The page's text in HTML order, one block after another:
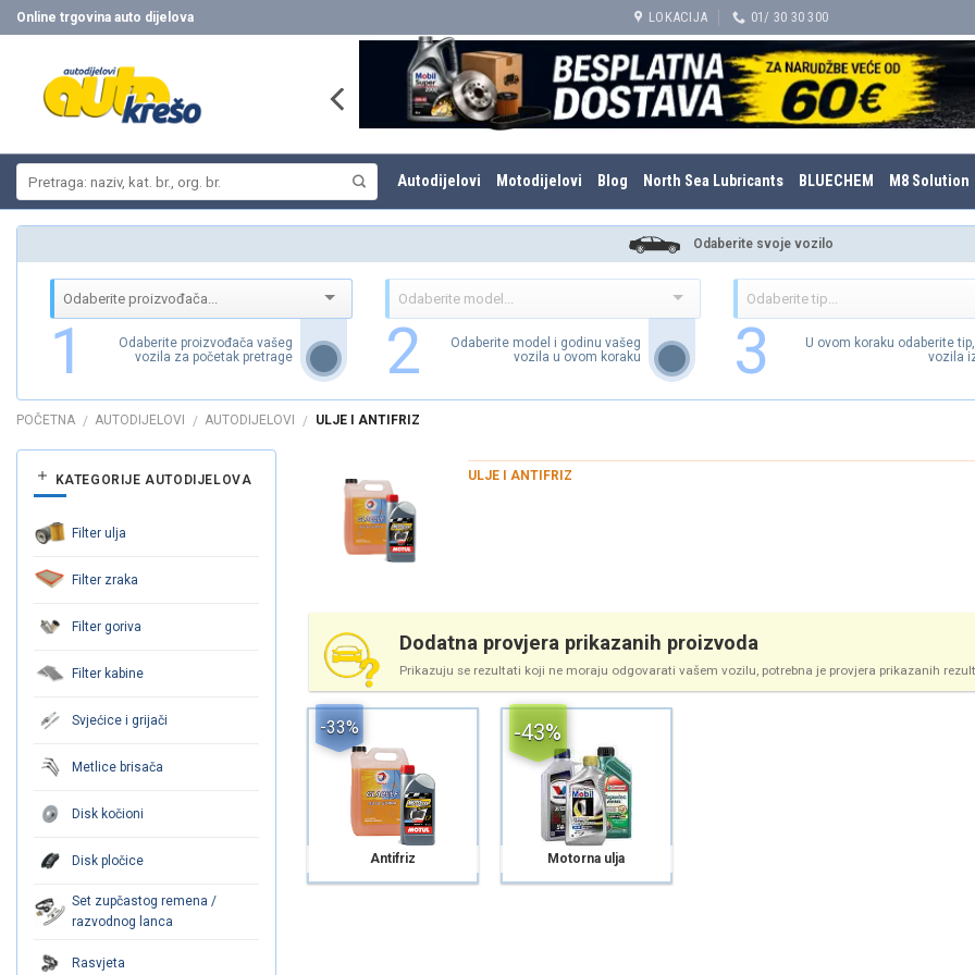
Skip
to
Online trgovina auto dijelova LOKACIJA 01/ 30 30 300
Autodijelovi Motodijelovi Blog North Sea Lubricants BLUECHEM M8 Solution
Odaberite svoje vozilo
1
Odaberite proizvođača vašeg
vozila za početak pretrage
2
Odaberite model i godinu vašeg
vozila u ovom koraku
3
U ovom koraku odaberite
vozila
POČETNA / AUTODIJELOVI / AUTODIJELOVI / ULJE I ANTIFRIZ
KATEGORIJE AUTODIJELOVA
Filter ulja
Filter zraka
Filter goriva
Filter kabine
Svjećice i grijači
Metlice brisača
Disk kočioni
Disk pločice
Set zupčastog remena /
razvodnog lanca
Rasvjeta
ULJE I ANTIFRIZ
Dodatna provjera prikazanih proizvoda
Prikazuju se rezultati koji ne moraju odgovarati vašem vozilu, potrebna je provjera prikazanih
Antifriz
-33%
Motorna ulja
-43%